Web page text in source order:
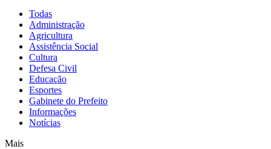
Todas
Administração
Agricultura
Assistência Social
Cultura
Defesa Civil
Educação
Esportes
Gabinete do Prefeito
Informações
Notícias
Mais